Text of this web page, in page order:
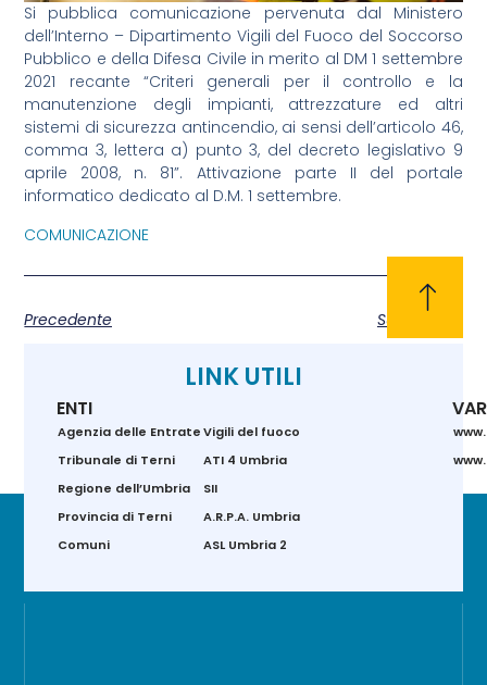
Si pubblica comunicazione pervenuta dal Ministero
dell’Interno – Dipartimento Vigili del Fuoco del Soccorso
Pubblico e della Difesa Civile in merito al DM 1 settembre
2021 recante “Criteri generali per il controllo e la
manutenzione degli impianti, attrezzature ed altri
sistemi di sicurezza antincendio, ai sensi dell’articolo 46,
comma 3, lettera a) punto 3, del decreto legislativo 9
aprile 2008, n. 81”. Attivazione parte II del portale
informatico dedicato al D.M. 1 settembre.
COMUNICAZIONE
Precedente Successivo
LINK UTILI
ENTI
Agenzia delle Entrate
Tribunale di Terni
Regione dell’Umbria
Provincia di Terni
Comuni
Vigili del fuoco
ATI 4 Umbria
SII
A.R.P.A. Umbria
ASL Umbria 2